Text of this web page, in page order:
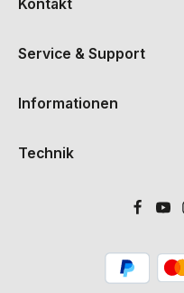
Kontakt
Service & Support
Informationen
Technik